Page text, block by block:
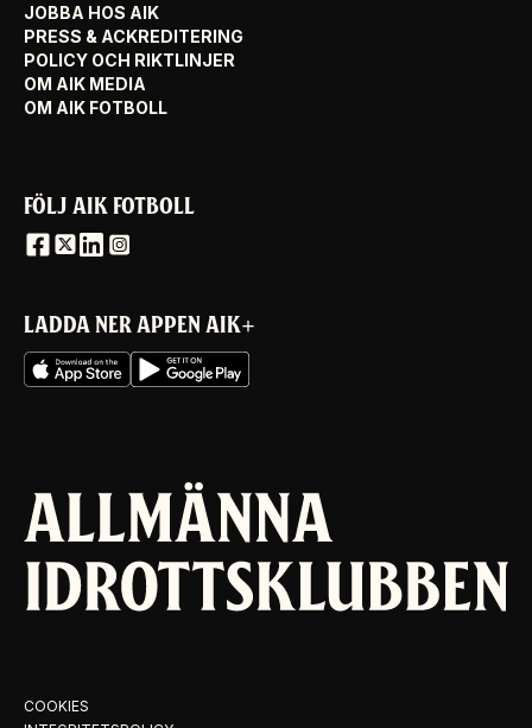
JOBBA HOS AIK
PRESS & ACKREDITERING
POLICY OCH RIKTLINJER
OM AIK MEDIA
OM AIK FOTBOLL
FÖLJ AIK FOTBOLL
LADDA NER APPEN AIK+
COOKIES